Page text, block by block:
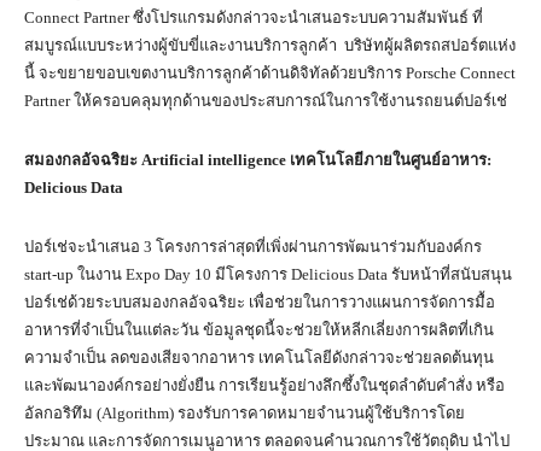
Connect Partner ซึ่งโปรแกรมดังกล่าวจะนำเสนอระบบความสัมพันธ์ ที่
สมบูรณ์แบบระหว่างผู้ขับขี่และงานบริการลูกค้า บริษัทผู้ผลิตรถสปอร์ตแห่ง
นี้ จะขยายขอบเขตงานบริการลูกค้าด้านดิจิทัลด้วยบริการ Porsche Connect
Partner ให้ครอบคลุมทุกด้านของประสบการณ์ในการใช้งานรถยนต์ปอร์เช่
สมองกลอัจฉริยะ Artificial intelligence เทคโนโลยีภายในศูนย์อาหาร:
Delicious Data
ปอร์เช่จะนำเสนอ 3 โครงการล่าสุดที่เพิ่งผ่านการพัฒนาร่วมกับองค์กร
start-up ในงาน Expo Day 10 มีโครงการ Delicious Data รับหน้าที่สนับสนุน
ปอร์เช่ด้วยระบบสมองกลอัจฉริยะ เพื่อช่วยในการวางแผนการจัดการมื้อ
อาหารที่จำเป็นในแต่ละวัน ข้อมูลชุดนี้จะช่วยให้หลีกเลี่ยงการผลิตที่เกิน
ความจำเป็น ลดของเสียจากอาหาร เทคโนโลยีดังกล่าวจะช่วยลดต้นทุน
และพัฒนาองค์กรอย่างยั่งยืน การเรียนรู้อย่างลึกซึ้งในชุดลำดับคำสั่ง หรือ
อัลกอริทึม (Algorithm) รองรับการคาดหมายจำนวนผู้ใช้บริการโดย
ประมาณ และการจัดการเมนูอาหาร ตลอดจนคำนวณการใช้วัตถุดิบ นำไป